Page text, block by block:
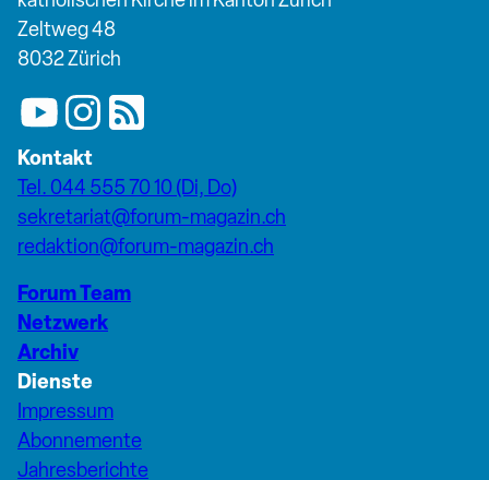
Zeltweg 48
8032 Zürich
Kontakt
Tel. 044 555 70 10 (Di, Do)
sekretariat@forum-magazin.ch
redaktion@forum-magazin.ch
Forum Team
Netzwerk
Archiv
Dienste
Impressum
Abonnemente
Jahresberichte